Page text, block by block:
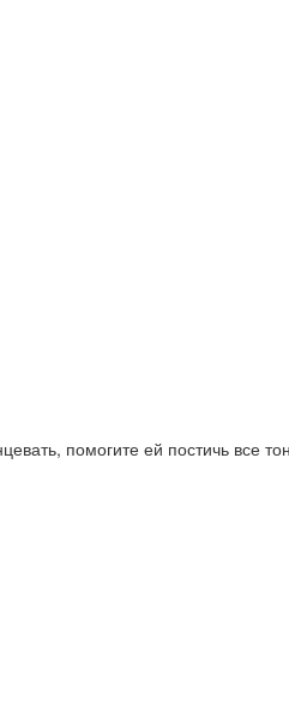
помогите ей постичь все